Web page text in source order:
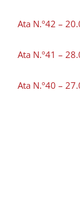
Ata N.º42 –
Ata N.º41 –
Ata N.º40 –